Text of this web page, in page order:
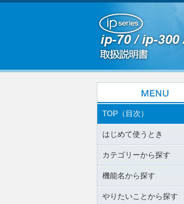
TOP（目次）
はじめて使うとき
カテゴリーから探す
機能名から探す
やりたいことから探す